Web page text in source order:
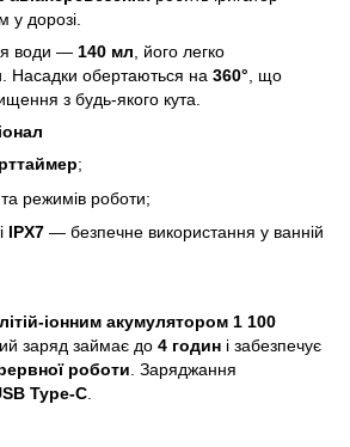
у дорозі.
води — 140 мл , його легко
Насадки обертаються на 360° , що
з будь-якого кута.
;
режимів роботи;
IPX7 — безпечне використання у ванній
літій-іонним акумулятором 1 100
заряд займає до 4 годин і забезпечує
роботи. Заряджання
Type-C.